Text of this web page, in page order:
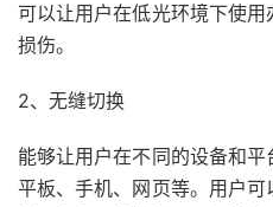
可以让用户在低光环境下使
损伤。
2、无缝切换
能够让用户在不同的设备和平
平板、手机、网页等。用户可